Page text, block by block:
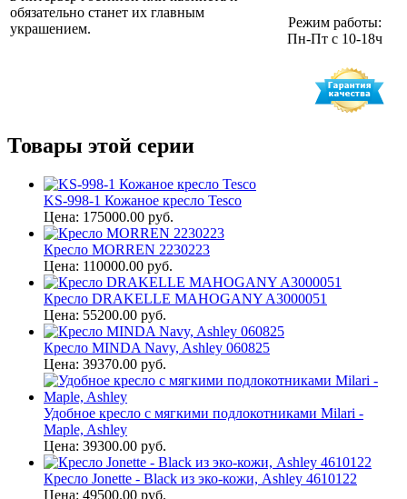
обязательно станет их главным
украшением.
Режим работы:
Пн-Пт с 10-18ч
Товары этой серии
KS-998-1 Кожаное кресло Tesco
Цена: 175000.00 руб.
Кресло MORREN 2230223
Цена: 110000.00 руб.
Кресло DRAKELLE MAHOGANY A3000051
Цена: 55200.00 руб.
Кресло MINDA Navy, Ashley 060825
Цена: 39370.00 руб.
Удобное кресло с мягкими подлокотниками Milari -
Maple, Ashley
Цена: 39300.00 руб.
Кресло Jonette - Black из эко-кожи, Ashley 4610122
Цена: 49500.00 руб.